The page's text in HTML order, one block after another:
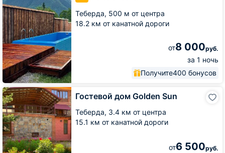
Теберда, 500 м от центра
18.2 км от канатной дороги
от8 000руб.
за 1 ночь
Получите400 бонусов
frame
Гостевой дом Golden Sun
Теберда, 3.4 км от центра
15.1 км от канатной дороги
от6 500руб.
Гостевой
дом
Golden
Sun